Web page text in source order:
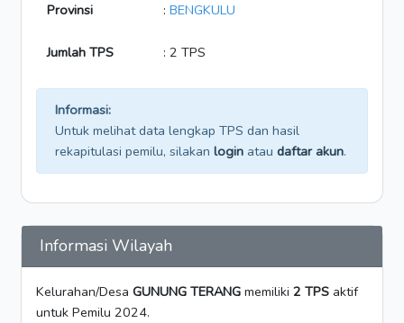
Provinsi : BENGKULU
Jumlah TPS : 2 TPS
Informasi:
Untuk melihat data lengkap TPS dan hasil
rekapitulasi pemilu, silakan login atau daftar akun.
Informasi Wilayah
Kelurahan/Desa GUNUNG TERANG memiliki 2 TPS aktif
untuk Pemilu 2024.